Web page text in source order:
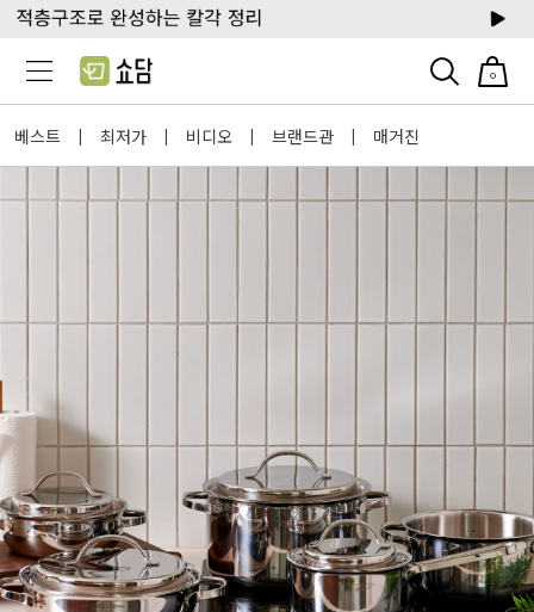
0
베스트 | 최저가 | 비디오 | 브랜드관 | 매거진